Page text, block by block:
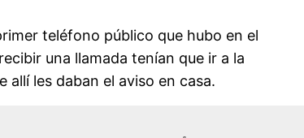
teléfono público que hubo en el
una llamada tenían que ir a la
allí les daban el aviso en casa.